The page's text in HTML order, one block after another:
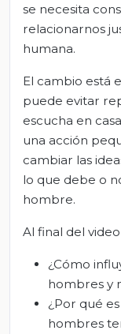
se necesita
relacionarnos
humana.
El cambio está
puede evitar
escucha en
una acción
cambiar las
lo que debe o
hombre.
Al final del
¿Cómo
hombres y
¿Por qué
hombres